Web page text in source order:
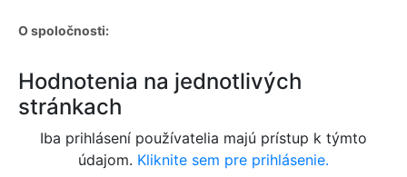
O spoločnosti:
Hodnotenia na jednotlivých
stránkach
Iba prihlásení používatelia majú prístup k týmto
údajom. Kliknite sem pre prihlásenie.